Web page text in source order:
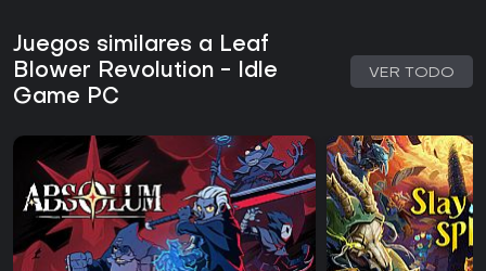
Juegos similares a Leaf
Blower Revolution - Idle
Game PC
VER TODO